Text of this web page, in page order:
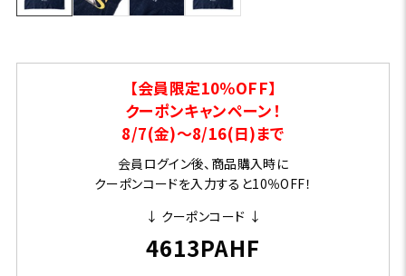
【会員限定10％OFF】
クーポンキャンペーン！
8/7(金)～8/16(日)まで
会員ログイン後、商品購入時に
クーポンコードを入力すると10％OFF！
↓ クーポンコード ↓
4613PAHF